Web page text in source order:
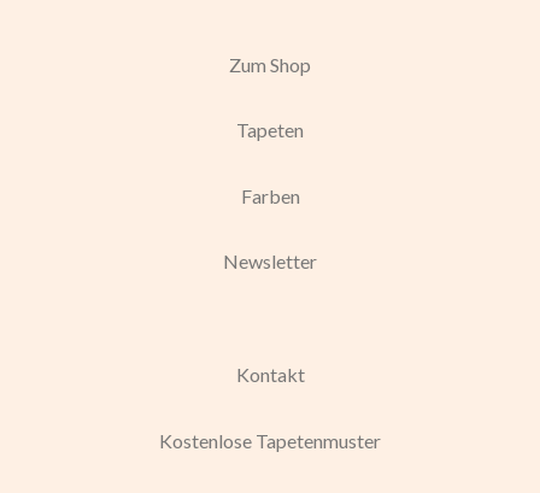
Zum Shop
Tapeten
Farben
Newsletter
Kontakt
Kostenlose Tapetenmuster